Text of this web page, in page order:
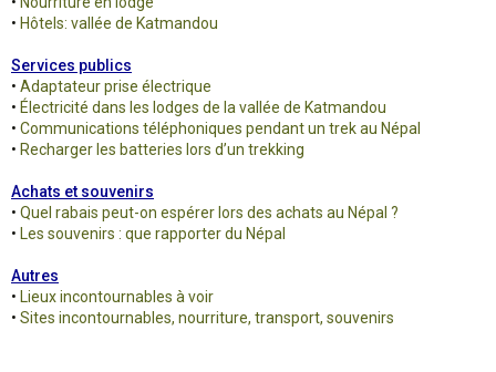
• Hôtels: vallée de Katmandou
Services publics
• Adaptateur prise électrique
• Électricité dans les lodges de la vallée de Katmandou
• Communications téléphoniques pendant un trek au Népal
• Recharger les batteries lors d’un trekking
Achats et souvenirs
• Quel rabais peut-on espérer lors des achats au Népal ?
• Les souvenirs : que rapporter du Népal
Autres
• Lieux incontournables à voir
• Sites incontournables, nourriture, transport, souvenirs